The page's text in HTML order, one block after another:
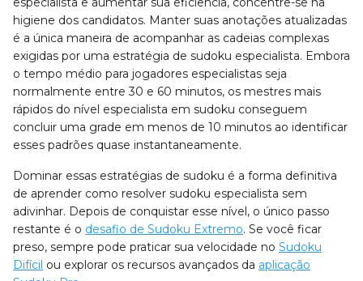
higiene dos candidatos. Manter suas anotações atualizadas
é a única maneira de acompanhar as cadeias complexas
exigidas por uma estratégia de sudoku especialista. Embora
o tempo médio para jogadores especialistas seja
normalmente entre 30 e 60 minutos, os mestres mais
rápidos do nível especialista em sudoku conseguem
concluir uma grade em menos de 10 minutos ao identificar
esses padrões quase instantaneamente.
Dominar essas estratégias de sudoku é a forma definitiva
de aprender como resolver sudoku especialista sem
adivinhar. Depois de conquistar esse nível, o único passo
restante é o desafio de Sudoku Extremo. Se você ficar
preso, sempre pode praticar sua velocidade no Sudoku
Difícil ou explorar os recursos avançados da aplicação